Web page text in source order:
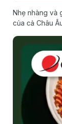
Nhẹ nhàng và
của cả Châu